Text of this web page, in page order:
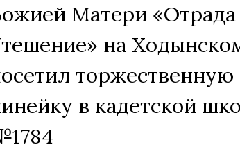
Матери «Отрада
на
торжественную
в кадетской